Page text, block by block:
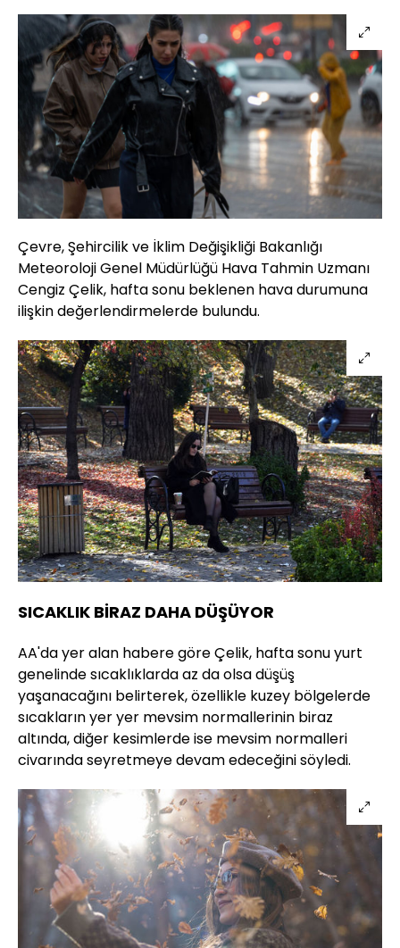
Çevre, Şehircilik ve İklim Değişikliği Bakanlığı
Meteoroloji Genel Müdürlüğü Hava Tahmin Uzmanı
Cengiz Çelik, hafta sonu beklenen hava durumuna
ilişkin değerlendirmelerde bulundu.
SICAKLIK BİRAZ DAHA DÜŞÜYOR
AA'da yer alan habere göre Çelik, hafta sonu yurt
genelinde sıcaklıklarda az da olsa düşüş
yaşanacağını belirterek, özellikle kuzey bölgelerde
sıcakların yer yer mevsim normallerinin biraz
altında, diğer kesimlerde ise mevsim normalleri
civarında seyretmeye devam edeceğini söyledi.